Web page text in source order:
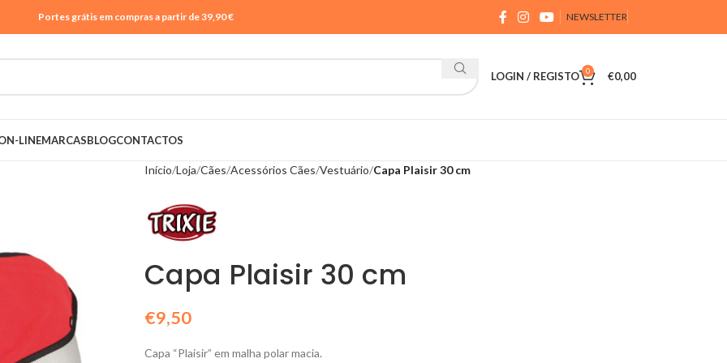
Portes grátis em compras a partir de 39,90 € NEWSLETTER
LOGIN / REGISTO 0 €0,00
LINEMARCASBLOGCONTACTOS
Início Loja Cães Acessórios Cães Vestuário Capa Plaisir 30 cm
Capa Plaisir 30 cm
€9,50
Capa “Plaisir” em malha polar macia.